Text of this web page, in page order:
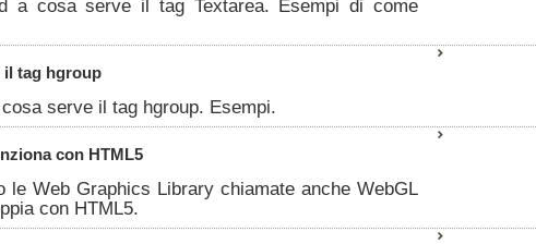
a cosa serve il tag Textarea. Esempi di come
tag hgroup
serve il tag hgroup. Esempi.
con HTML5
le Web Graphics Library chiamate anche WebGL
con HTML5.